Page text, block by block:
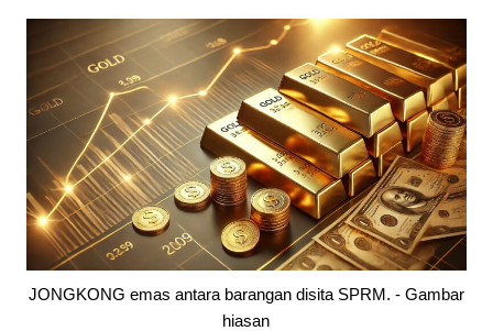
JONGKONG emas antara barangan disita SPRM. - Gambar
hiasan